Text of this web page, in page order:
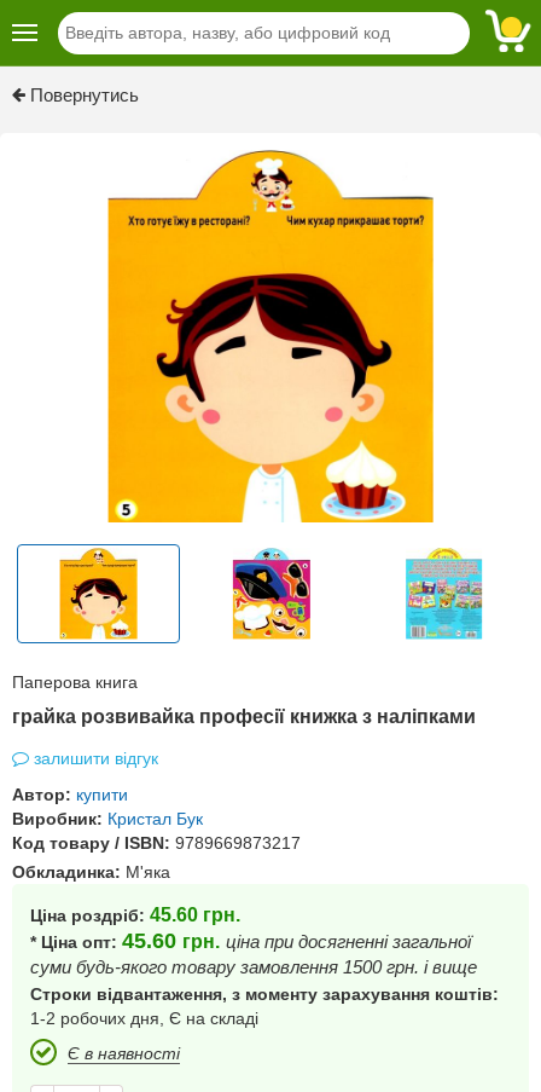
Повернутись
Паперова книга
грайка розвивайка професії книжка з наліпками
залишити відгук
Автор: купити
Виробник: Кристал Бук
Код товару / ISBN: 9789669873217
Обкладинка: М'яка
Ціна роздріб: 45.60 грн.
* Ціна опт: 45.60 грн. ціна при досягненні загальної
суми будь-якого товару замовлення 1500 грн. і вище
Строки відвантаження, з моменту зарахування коштів:
1-2 робочих дня, Є на складі
Є в наявності